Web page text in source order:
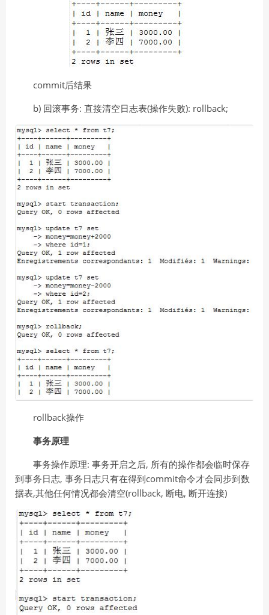
commit后结果
b) 回滚事务: 直接清空日志表(操作失败): rollback;
rollback操作
事务原理
事务操作原理: 事务开启之后, 所有的操作都会临时保存
到事务日志, 事务日志只有在得到commit命令才会同步到数
据表,其他任何情况都会清空(rollback, 断电, 断开连接)